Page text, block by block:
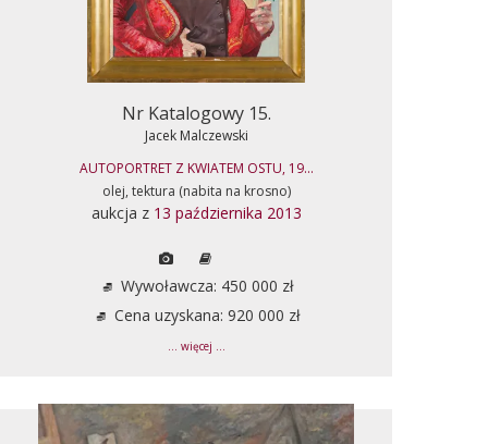
Nr Katalogowy 15.
Jacek Malczewski
AUTOPORTRET Z KWIATEM OSTU, 19...
olej, tektura (nabita na krosno)
aukcja z 13 października 2013
Wywoławcza: 450 000 zł
Cena uzyskana: 920 000 zł
... więcej ...